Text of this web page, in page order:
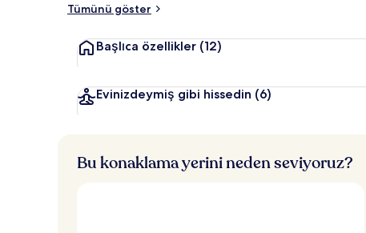
Tümünü göster
Başlıca özellikler (12)
Evinizdeymiş gibi hissedin (6)
Bu konaklama yerini neden seviyoruz?